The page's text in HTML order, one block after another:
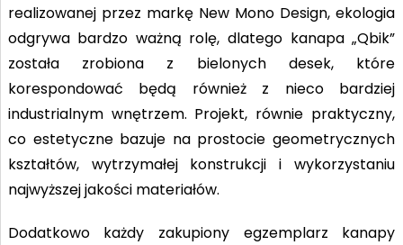
realizowanej przez markę New Mono Design, ekologia
odgrywa bardzo ważną rolę, dlatego kanapa „Qbik”
została zrobiona z bielonych desek, które
korespondować będą również z nieco bardziej
industrialnym wnętrzem. Projekt, równie praktyczny,
co estetyczne bazuje na prostocie geometrycznych
kształtów, wytrzymałej konstrukcji i wykorzystaniu
najwyższej jakości materiałów.
Dodatkowo każdy zakupiony egzemplarz kanapy